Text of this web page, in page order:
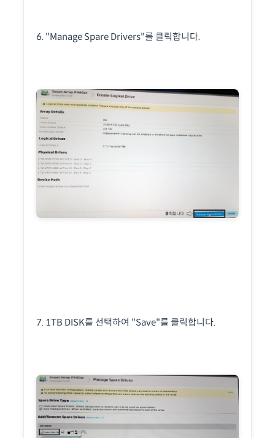
6. "Manage Spare Drivers"를 클릭합니다.
7. 1TB DISK를 선택하여 "Save"를 클릭합니다.